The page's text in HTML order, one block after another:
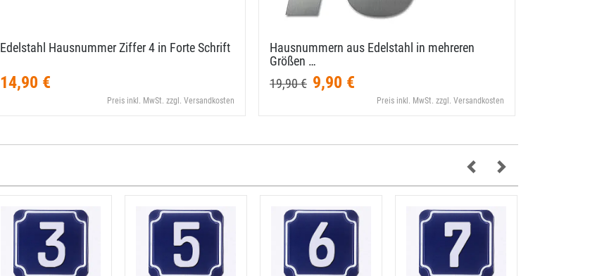
Edelstahl Hausnummer Ziffer 4 in Forte Schrift
14,90 €
Preis inkl. MwSt. zzgl. Versandkosten
Hausnummern aus Edelstahl in mehreren
Größen …
19,90 € 9,90 €
Preis inkl. MwSt. zzgl. Versandkosten